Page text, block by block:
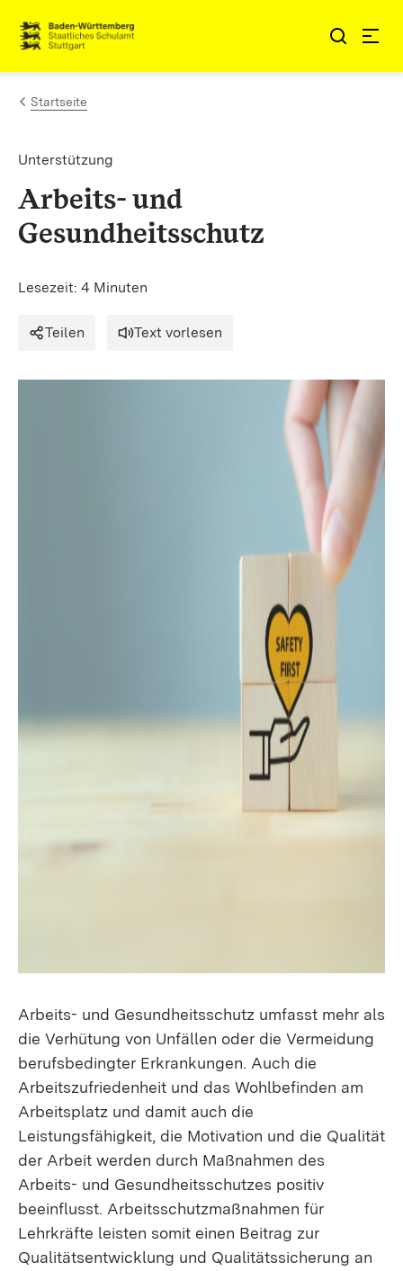
Zum Inhalt springen
Link zur Startseite
Startseite
Unterstützung
Arbeits- und
Gesundheitsschutz
Lesezeit: 4 Minuten
Teilen Text vorlesen
Arbeits- und Gesundheitsschutz umfasst mehr als
die Verhütung von Unfällen oder die Vermeidung
berufsbedingter Erkrankungen. Auch die
Arbeitszufriedenheit und das Wohlbefinden am
Arbeitsplatz und damit auch die
Leistungsfähigkeit, die Motivation und die Qualität
der Arbeit werden durch Maßnahmen des
Arbeits- und Gesundheitsschutzes positiv
beeinflusst. Arbeitsschutzmaßnahmen für
Lehrkräfte leisten somit einen Beitrag zur
Qualitätsentwicklung und Qualitätssicherung an